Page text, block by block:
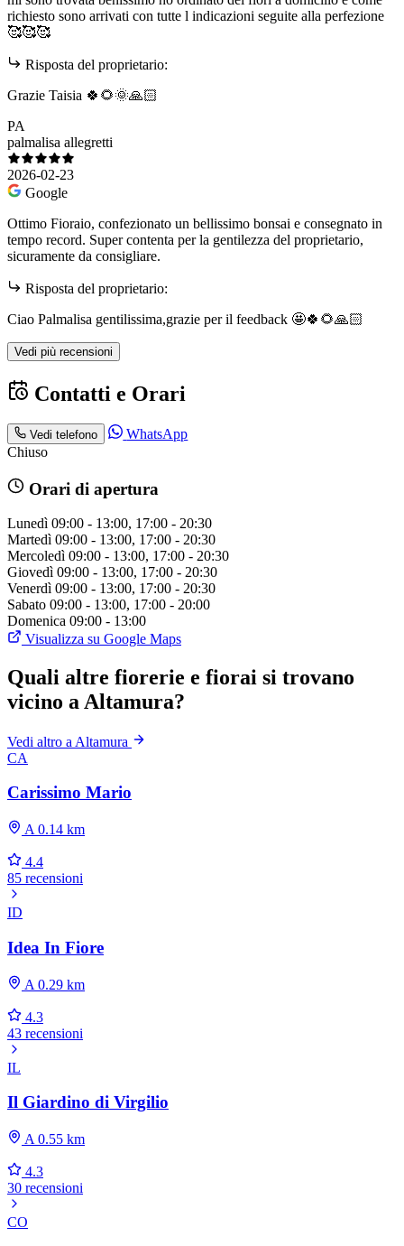
richiesto sono arrivati con tutte l indicazioni seguite alla perfezione
🥰🥰🥰
Risposta del proprietario:
Grazie Taisia 🍀🌻🌞🙏🏻
PA
palmalisa allegretti
2026-02-23
Google
Ottimo Fioraio, confezionato un bellissimo bonsai e consegnato in
tempo record. Super contenta per la gentilezza del proprietario,
sicuramente da consigliare.
Risposta del proprietario:
Ciao Palmalisa gentilissima,grazie per il feedback 🤩🍀🌻🙏🏻
Vedi più recensioni
Contatti e Orari
Vedi telefono
WhatsApp
Chiuso
Orari di apertura
Lunedì 09:00 - 13:00, 17:00 - 20:30
Martedì 09:00 - 13:00, 17:00 - 20:30
Mercoledì 09:00 - 13:00, 17:00 - 20:30
Giovedì 09:00 - 13:00, 17:00 - 20:30
Venerdì 09:00 - 13:00, 17:00 - 20:30
Sabato 09:00 - 13:00, 17:00 - 20:00
Domenica 09:00 - 13:00
Visualizza su Google Maps
Quali altre fiorerie e fiorai si trovano
vicino a Altamura?
Vedi altro a Altamura
CA
Carissimo Mario
A 0.14 km
4.4
85 recensioni
ID
Idea In Fiore
A 0.29 km
4.3
43 recensioni
IL
Il Giardino di Virgilio
A 0.55 km
4.3
30 recensioni
CO